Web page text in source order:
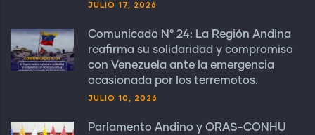
JULIO 17, 2026
Comunicado N° 24: La Región Andina
reafirma su solidaridad y compromiso
con Venezuela ante la emergencia
ocasionada por los terremotos.
JULIO 10, 2026
Parlamento Andino y ORAS-CONHU